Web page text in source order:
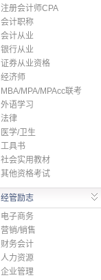
注册会计师CPA
会计职称
会计从业
银行从业
证券从业资格
经济师
MBA/MPA/MPAcc联考
外语学习
法律
医学/卫生
工具书
社会实用教材
其他资格考试
经管励志
电子商务
营销/销售
财务会计
人力资源
企业管理